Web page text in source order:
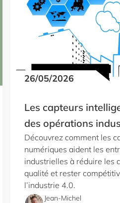
26/05/2026
Les capteurs
des opérations
Découvrez comment les
numériques aident les
industrielles à réduire les
qualité et rester
l’industrie 4.0.
Jean-Michel